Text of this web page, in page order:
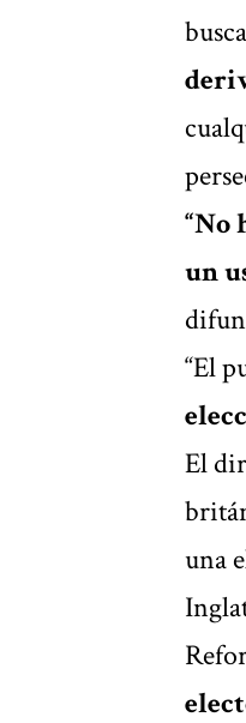
busca
“No
un
“El
El
una